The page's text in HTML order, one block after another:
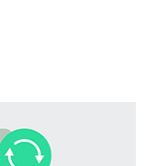
统计厅、地方商会、